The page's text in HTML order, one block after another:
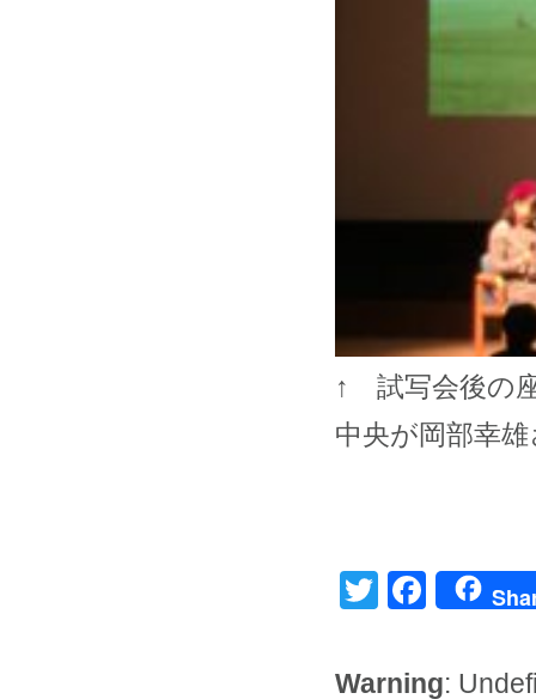
↑ 試写会後の
中央が岡部幸
Twitter
Warning: